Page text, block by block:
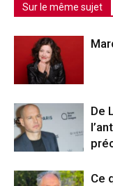
Sur le même sujet
De
Ce